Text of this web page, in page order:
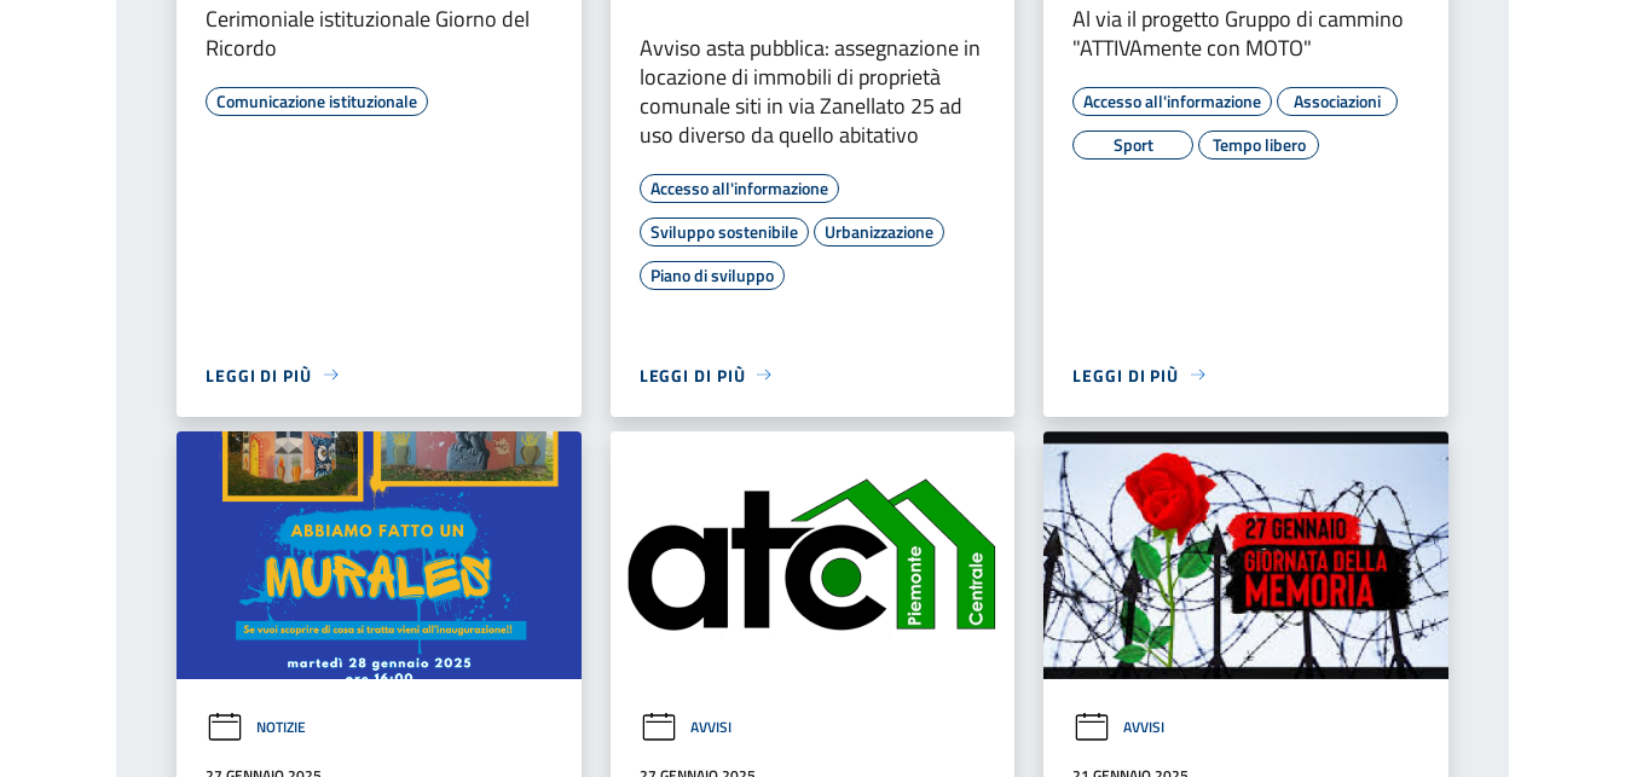
Cerimoniale istituzionale Giorno del
Ricordo
Comunicazione istituzionale
LEGGI DI PIÙ
Avviso asta pubblica: assegnazione in
locazione di immobili di proprietà
comunale siti in via Zanellato 25 ad
uso diverso da quello abitativo
Accesso all'informazione
Sviluppo sostenibile
Urbanizzazione
Piano di sviluppo
LEGGI DI PIÙ
Al via il progetto Gruppo di cammino
"ATTIVAmente con MOTO"
Accesso all'informazione
Associazioni
Sport
Tempo libero
LEGGI DI PIÙ
NOTIZIE AVVISI AVVISI